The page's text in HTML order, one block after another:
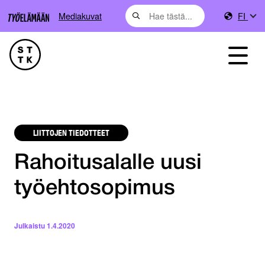
Mediakuvat FI
LIITTOJEN TIEDOTTEET
Rahoitusalalle uusi
työehtosopimus
Julkaistu1.4.2020